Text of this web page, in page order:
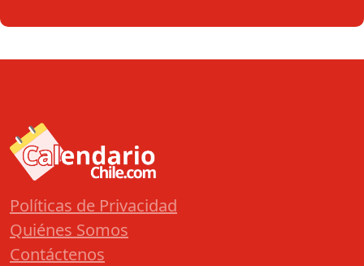
Políticas de Privacidad
Quiénes Somos
Contáctenos